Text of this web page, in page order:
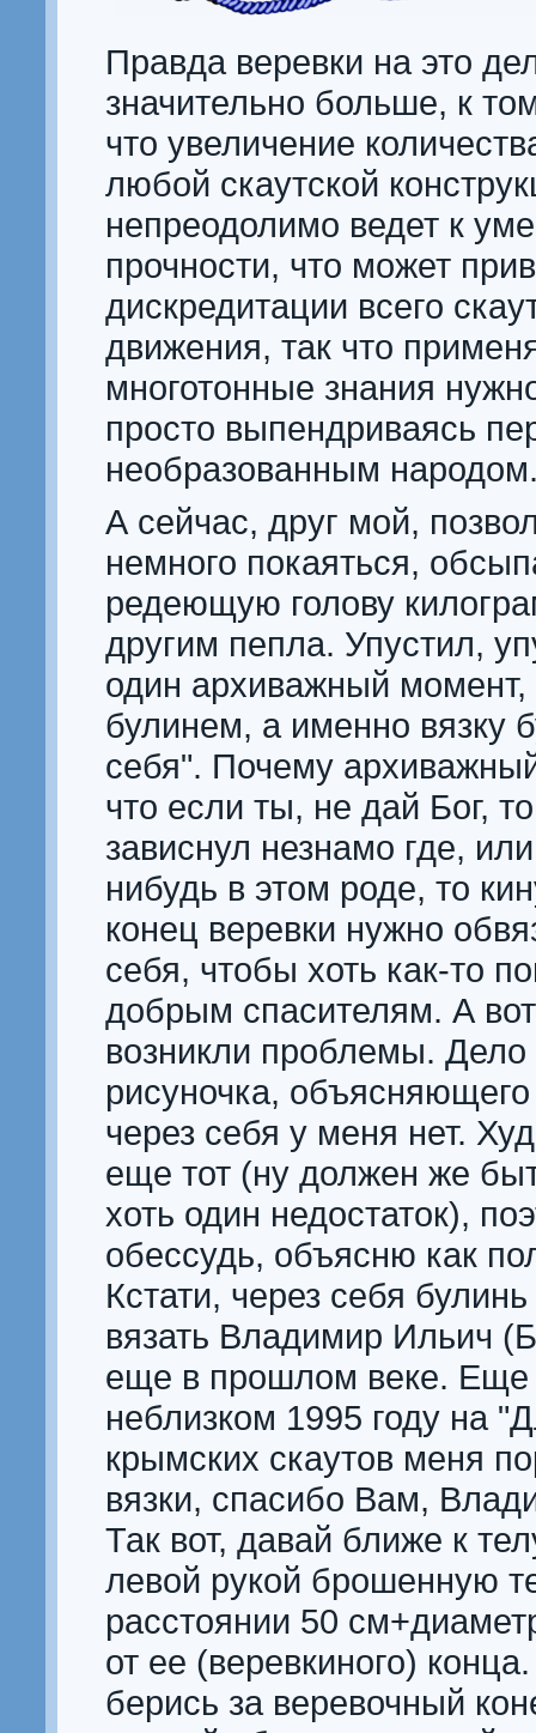
Правда веревки на это
значительно больше, к
что увеличение
любой скаутской
непреодолимо ведет к
прочности, что может
дискредитации всего
движения, так что
многотонные знания
просто выпендриваясь
необразованным
А сейчас, друг мой,
немного покаяться,
редеющую голову
другим пепла. Упустил,
один архиважный момент,
булинем, а именно вязку
себя". Почему
что если ты, не дай Бог,
зависнул незнамо где,
нибудь в этом роде, то
конец веревки нужно
себя, чтобы хоть как-то
добрым спасителям. А
возникли проблемы. Дело
рисуночка, объясняющего
через себя у меня нет.
еще тот (ну должен же
хоть один недостаток),
обессудь, объясню как
Кстати, через себя
вязать Владимир Ильич
еще в прошлом веке. Еще
неблизком 1995 году на
крымских скаутов меня
вязки, спасибо Вам,
Так вот, давай ближе к
левой рукой брошенную
расстоянии 50
от ее (веревкиного)
берись за веревочный